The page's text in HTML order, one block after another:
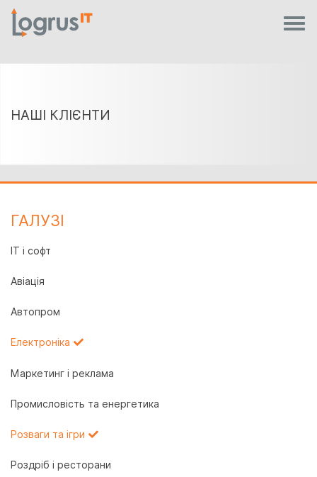
НАШІ КЛІЄНТИ
ГАЛУЗI
IT і софт
Авіація
Автопром
Електроніка
Маркетинг і реклама
Промисловість та енергетика
Розваги та ігри
Роздріб і ресторани